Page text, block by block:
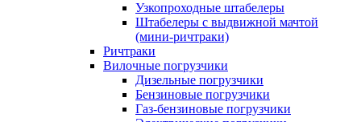
Узкопроходные штабелеры
Штабелеры с выдвижной мачтой
(мини-ричтраки)
Ричтраки
Вилочные погрузчики
Дизельные погрузчики
Бензиновые погрузчики
Газ-бензиновые погрузчики